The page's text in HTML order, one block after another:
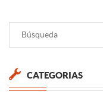
CATEGORIAS